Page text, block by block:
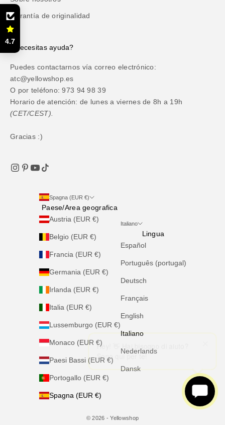
Garantía de originalidad
¿Necesitas ayuda?
Puedes contactarnos vía correo electrónico:
atc@yellowshop.es
O por teléfono: 973 94 98 39
Horario de atención: de lunes a viernes de 8h a 19h
(CET/CEST).
Gracias :)
Spagna (EUR €)
Paese/Area geografica
Austria (EUR €)
Belgio (EUR €)
Francia (EUR €)
Germania (EUR €)
Irlanda (EUR €)
Italia (EUR €)
Lussemburgo (EUR €)
Monaco (EUR €)
Paesi Bassi (EUR €)
Portogallo (EUR €)
Spagna (EUR €)
Italiano
Lingua
Español
Português (portugal)
Deutsch
Français
English
Italiano
Nederlands
Dansk
© 2026 - Yellowshop
4.7
Hey! 👋 Hai bisogno di aiuto?
Sono qui per te!
Hey! 👋 Hai bisogno di aiuto?
Sono qui per te!